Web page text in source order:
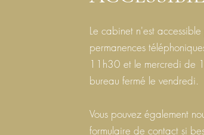
Le cabinet n'est
permanences
11h30 et le mercredi de
bureau fermé le vendredi.
Vous pouvez également
formulaire de contact si